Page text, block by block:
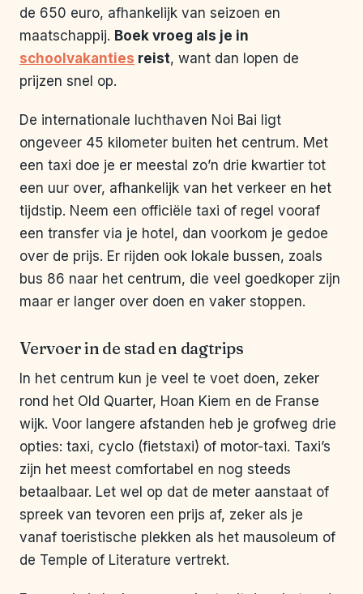
de 650 euro, afhankelijk van seizoen en
maatschappij. Boek vroeg als je in
schoolvakanties reist, want dan lopen de
prijzen snel op.
De internationale luchthaven Noi Bai ligt
ongeveer 45 kilometer buiten het centrum. Met
een taxi doe je er meestal zo’n drie kwartier tot
een uur over, afhankelijk van het verkeer en het
tijdstip. Neem een officiële taxi of regel vooraf
een transfer via je hotel, dan voorkom je gedoe
over de prijs. Er rijden ook lokale bussen, zoals
bus 86 naar het centrum, die veel goedkoper zijn
maar er langer over doen en vaker stoppen.
Vervoer in de stad en dagtrips
In het centrum kun je veel te voet doen, zeker
rond het Old Quarter, Hoan Kiem en de Franse
wijk. Voor langere afstanden heb je grofweg drie
opties: taxi, cyclo (fietstaxi) of motor-taxi. Taxi’s
zijn het meest comfortabel en nog steeds
betaalbaar. Let wel op dat de meter aanstaat of
spreek van tevoren een prijs af, zeker als je
vanaf toeristische plekken als het mausoleum of
de Temple of Literature vertrekt.